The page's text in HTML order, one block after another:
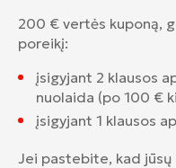
200 € vertės kuponą,
poreikį:
įsigyjant 2 klausos
nuolaida (po 100 €
įsigyjant 1 klausos
Jei pastebite, kad